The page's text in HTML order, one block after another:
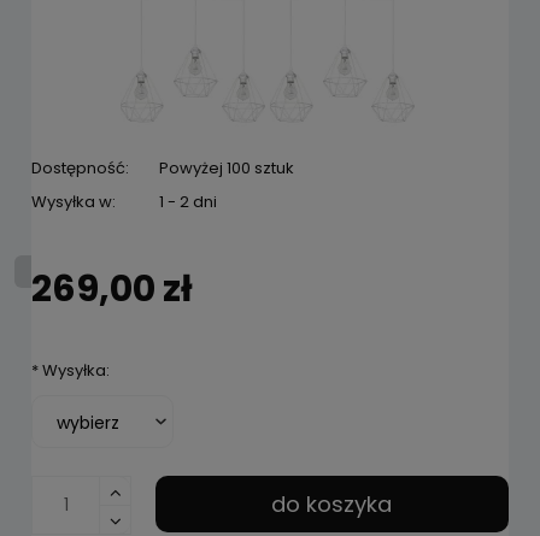
Dostępność:
Powyżej 100 sztuk
Wysyłka w:
1 - 2 dni
269,00 zł
*Wysyłka:
do koszyka